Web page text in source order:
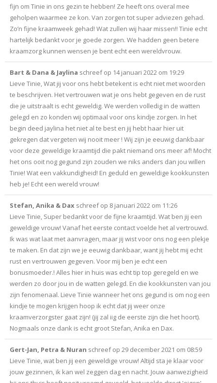
fijn om Tinie in ons gezin te hebben! Ze heeft ons overal mee
geholpen waarmee ze kon. Van zorgen tot super adviezen gehad.
Zo’n fijne kraamweek gehad! Wat zullen wij haar missen!! Tinie echt
hartelijk bedankt voor je goede zorgen. We hadden geen betere
kraamzorg kunnen wensen je bent echt een wereldvrouw.
Bart & Dana & Jaylina schreef op 14 januari 2022 om 19:29
Lieve Tinie, Wat jij voor ons hebt betekent is echt niet met woorden
te beschrijven. Het vertrouwen wat je ons hebt gegeven en de rust
die je uitstraalt is echt geweldig. We werden volledig in de watten
gelegd en zo konden wij optimaal voor ons kindje zorgen. In het
begin deed jaylina het niet al te best en jij hebt haar hier uit
gekregen dat vergeten wij nooit meer ! Wij zijn je eeuwig dankbaar
voor deze geweldige kraamtijd die pakt niemand ons meer af! Mocht
het ons ooit nog gegund zijn zouden we niks anders dan jou willen
Tinie! Wat een vakkundigheid! En geduld en geweldige kookkunsten
heb je! Echt een wereld vrouw!
Stefan, Anika & Dax schreef op 8 januari 2022 om 11:26
Lieve Tinie, Super bedankt voor de fijne kraamtijd. Wat ben jij een
geweldige vrouw! Vanaf het eerste contact voelde het al vertrouwd.
Ik was wat laat met aanvragen, maar jij wist voor ons nog een plekje
te maken. En dat zijn we je eeuwig dankbaar, want jij hebt mij echt
rust en vertrouwen gegeven. Voor mij ben je echt een
bonusmoeder.! Alles hier in huis was echt tip top geregeld en we
werden zo door jou in de watten gelegd. En die kookkunsten van jou
zijn fenomenaal. Lieve Tinie wanneer het ons gegund is om nog een
kindje te mogen krijgen hoop ik echt dat jij weer onze
kraamverzorgster gaat zijn! (jij zal iig de eerste zijn die het hoort).
Nogmaals onze dank is echt groot Stefan, Anika en Dax.
Gert-Jan, Petra & Nuran schreef op 29 december 2021 om 08:59
Lieve Tinie, wat ben jij een geweldige vrouw! Altijd sta je klaar voor
jouw gezinnen, ik kan wel zeggen dag en nacht. Jouw aanwezigheid